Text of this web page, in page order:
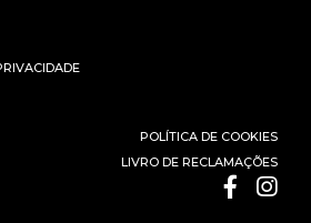
POLÍTICA DE COOKIES
LIVRO DE RECLAMAÇÕES